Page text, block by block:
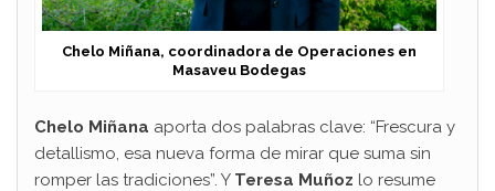
Chelo Miñana, coordinadora de Operaciones en
Masaveu Bodegas
Chelo Miñana aporta dos palabras clave: “Frescura y
detallismo, esa nueva forma de mirar que suma sin
romper las tradiciones”. Y Teresa Muñoz lo resume